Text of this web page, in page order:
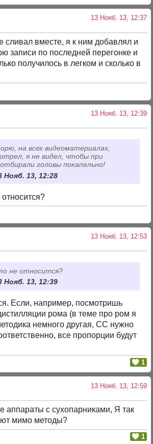
13 Нояб. 13, 12:37
сливал вместе, я к ним добавлял и
записи по последней перегонке и
получилось в легком и сколько в
13 Нояб. 13, 12:39
на всех видеоматериалах,
я не видел, чтобы при
головы покапельно!
Нояб. 13, 12:28
13 Нояб. 13, 12:53
не относится?
Нояб. 13, 12:39
Если, например, посмотришь
рома (в теме про ром я
немного другая, СС нужно
все пропорции будут
1
13 Нояб. 13, 12:59
аппараты с сухопарниками, Я так
мимо методы?
1